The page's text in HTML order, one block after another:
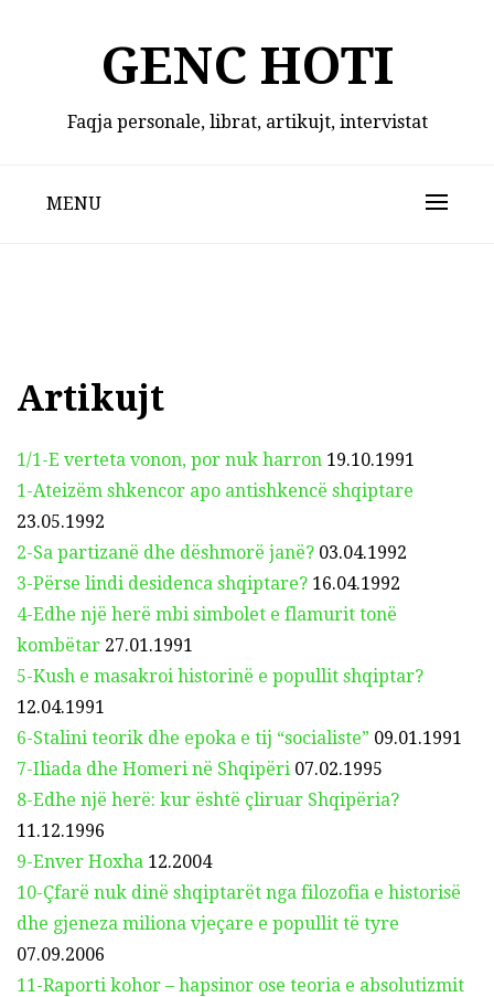
GENC HOTI
Faqja personale, librat, artikujt, intervistat
MENU
Artikujt
1/1-E verteta vonon, por nuk harron 19.10.1991
1-Ateizëm shkencor apo antishkencë shqiptare
23.05.1992
2-Sa partizanë dhe dëshmorë janë? 03.04.1992
3-Përse lindi desidenca shqiptare? 16.04.1992
4-Edhe një herë mbi simbolet e flamurit tonë
kombëtar 27.01.1991
5-Kush e masakroi historinë e popullit shqiptar?
12.04.1991
6-Stalini teorik dhe epoka e tij “socialiste” 09.01.1991
7-Iliada dhe Homeri në Shqipëri 07.02.1995
8-Edhe një herë: kur është çliruar Shqipëria?
11.12.1996
9-Enver Hoxha 12.2004
10-Çfarë nuk dinë shqiptarët nga filozofia e historisë
dhe gjeneza miliona vjeçare e popullit të tyre
07.09.2006
11-Raporti kohor – hapsinor ose teoria e absolutizmit